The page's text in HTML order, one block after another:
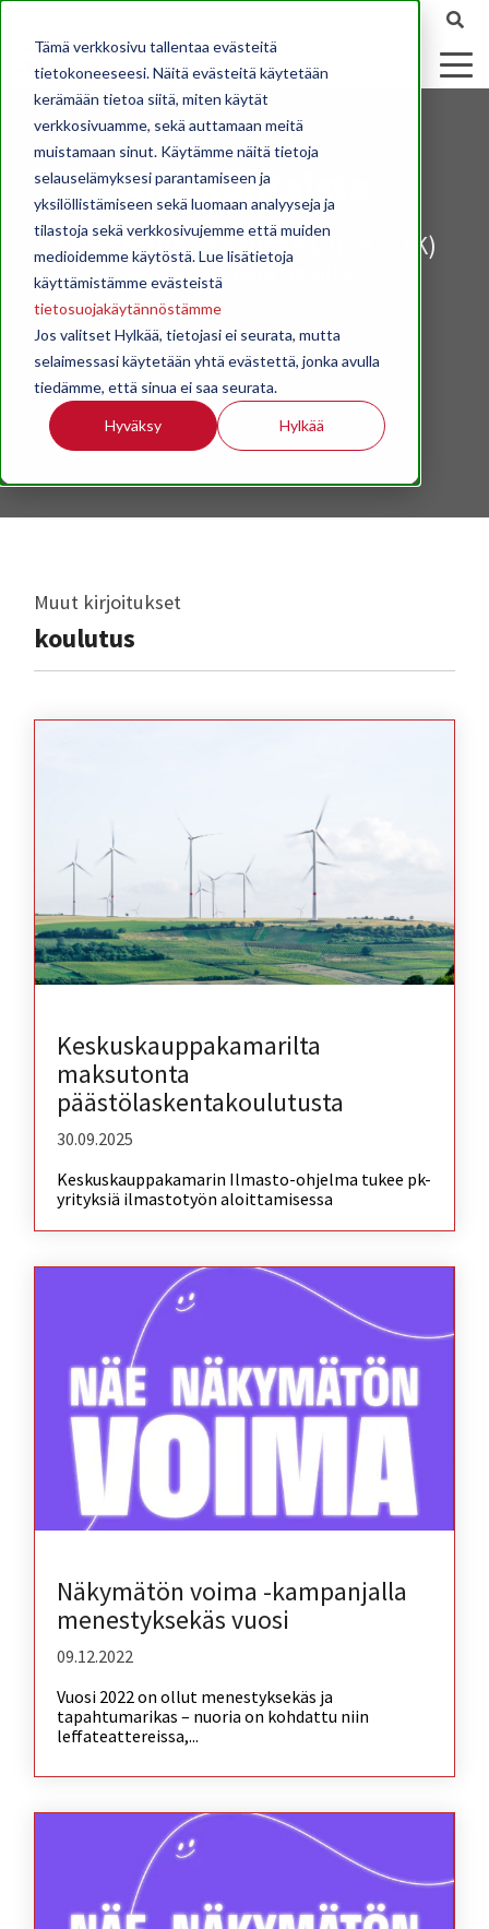
Tämä verkkosivu tallentaa evästeitä
tietokoneeseesi. Näitä evästeitä käytetään
kerämään tietoa siitä, miten käytät
verkkosivuamme, sekä auttamaan meitä
muistamaan sinut. Käytämme näitä tietoja
selauselämyksesi parantamiseen ja
yksilöllistämiseen sekä luomaan analyyseja ja
tilastoja sekä verkkosivujemme että muiden
medioidemme käytöstä. Lue lisätietoja
käyttämistämme evästeistä
tietosuojakäytännöstämme
Jos valitset Hylkää, tietojasi ei seurata, mutta
selaimessasi käytetään yhtä evästettä, jonka avulla
tiedämme, että sinua ei saa seurata.
Hyväksy Hylkää
Ajankohtaista
Sähköteknisen Kaupan Liiton (STK)
ajankohtaisia asioita.
Muut kirjoitukset
koulutus
Keskuskauppakamarilta
maksutonta
päästölaskentakoulutusta
30.09.2025
Keskuskauppakamarin Ilmasto-ohjelma tukee pk-
yrityksiä ilmastotyön aloittamisessa
Näkymätön voima -kampanjalla
menestyksekäs vuosi
09.12.2022
Vuosi 2022 on ollut menestyksekäs ja
tapahtumarikas – nuoria on kohdattu niin
leffateattereissa,...